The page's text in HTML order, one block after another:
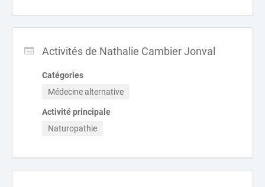
Activités de Nathalie Cambier Jonval
Catégories
Médecine alternative
Activité principale
Naturopathie